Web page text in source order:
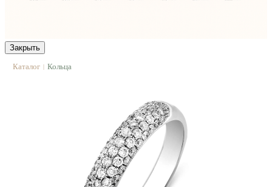
Закрыть
Каталог | Кольца